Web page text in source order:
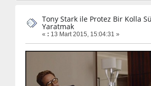
Tony Stark ile Protez Bir Kolla
Yaratmak
« : 13 Mart 2015, 15:04:31 »